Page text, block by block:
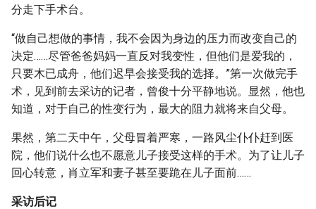
分走下手术台。
“做自己想做的事情，我不会因为身边的压力而改变自己的
决定……尽管爸爸妈妈一直反对我变性，但他们是爱我的，
只要木已成舟，他们迟早会接受我的选择。”第一次做完手
术，见到前去采访的记者，曾俊十分平静地说。显然，他也
知道，对于自己的性变行为，最大的阻力就将来自父母。
果然，第二天中午，父母冒着严寒，一路风尘仆仆赶到医
院，他们说什么也不愿意儿子接受这样的手术。为了让儿子
回心转意，肖立军和妻子甚至要跪在儿子面前……
采访后记